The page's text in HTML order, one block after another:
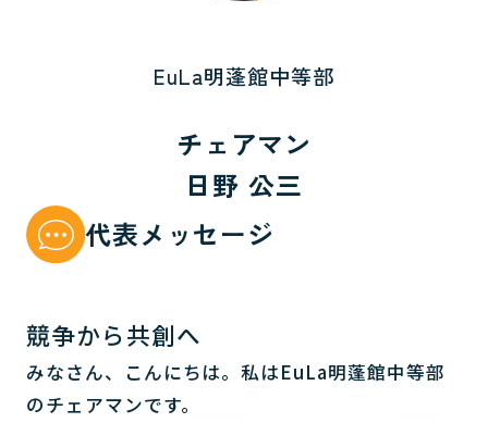
EuLa明蓬館中等部
チェアマン
日野 公三
代表メッセージ
競争から共創へ
みなさん、こんにちは。私はEuLa明蓬館中等部
のチェアマンです。